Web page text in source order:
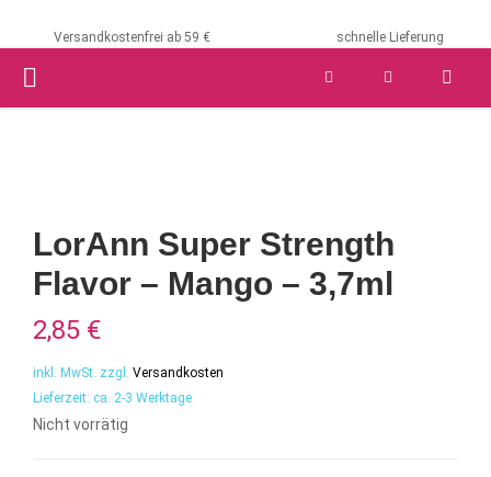
Versandkostenfrei ab 59 € schnelle Lieferung
PRIMARY
LorAnn Super Strength
Flavor – Mango – 3,7ml
2,85 €
inkl. MwSt. zzgl. Versandkosten
Lieferzeit: ca. 2-3 Werktage
Nicht vorrätig